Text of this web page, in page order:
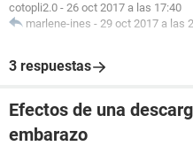
cotopli2.0 - 26 oct 2017 a las 17:40
marlene-ines - 29 oct 2017 a las
3 respuestas
Efectos de una
embarazo